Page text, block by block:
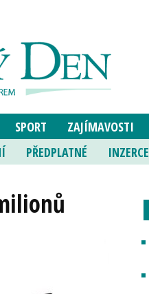
SPORT ZAJÍMAVOSTI
PŘEDPLATNÉ INZERCE